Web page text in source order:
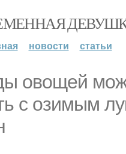
новости статьи
овощей
с озимым